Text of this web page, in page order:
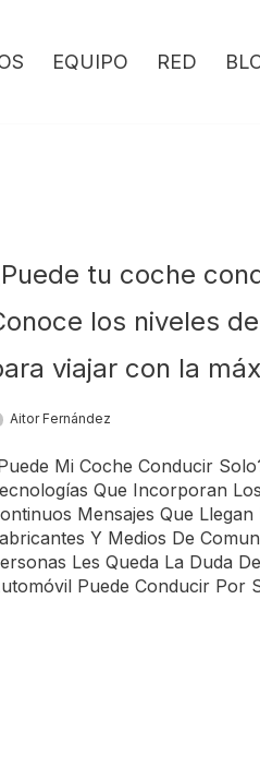
EQUIPO RED
tu coche
los niveles
viajar con la
Aitor Fernández
Mi Coche Conducir
Que Incorporan
Mensajes Que
Y Medios De
Les Queda La Duda
Puede Conducir Por